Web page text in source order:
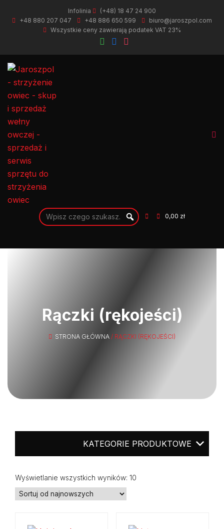
Infolinia
(+48) 18 47 24 900
+48 880 207 047
+48 886 650 599
biuro@jaroszpol.com
Wszystkie ceny zawierają podatek VAT 23%
0,00 zł
Rączki (rękojeści)
STRONA GŁÓWNA / RĄCZKI (RĘKOJEŚCI)
KATEGORIE PRODUKTOWE
Wyświetlanie wszystkich wyników: 10